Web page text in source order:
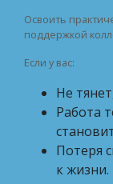
Освоить
поддержкой
Если у вас:
Не
Работа
Потеря
к жизни.